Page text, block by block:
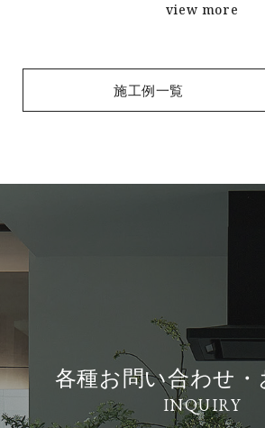
view more
施工例一覧
各種お問い合わせ・